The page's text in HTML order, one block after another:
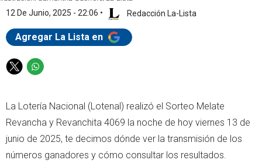
12 De Junio, 2025 - 22:06 • Redacción La-Lista
Agregar La Lista en
T
t
t
e
r
W
t
s
p
p
La Lotería Nacional (Lotenal) realizó el Sorteo Melate
Revancha y Revanchita 4069 la noche de hoy viernes 13 de
junio de 2025, te decimos dónde ver la transmisión de los
números ganadores y cómo consultar los resultados.